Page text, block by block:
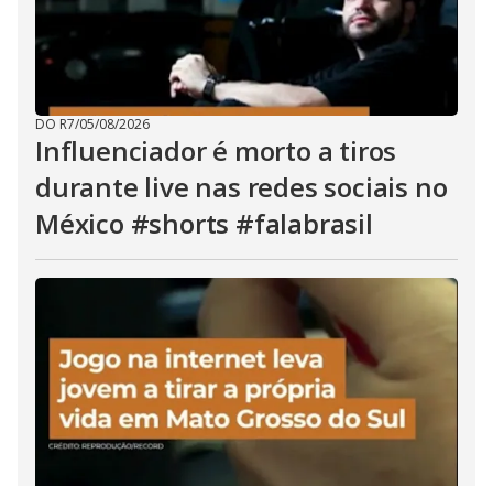
DO R7/05/08/2026
Influenciador é morto a tiros
durante live nas redes sociais no
México #shorts #falabrasil